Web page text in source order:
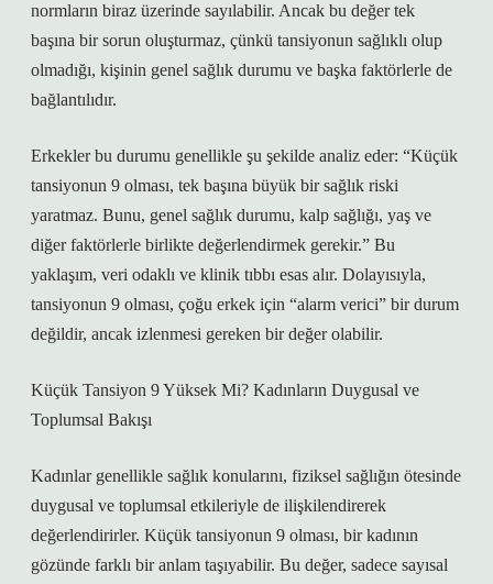
normların biraz üzerinde sayılabilir. Ancak bu değer tek
başına bir sorun oluşturmaz, çünkü tansiyonun sağlıklı olup
olmadığı, kişinin genel sağlık durumu ve başka faktörlerle de
bağlantılıdır.
Erkekler bu durumu genellikle şu şekilde analiz eder: “Küçük
tansiyonun 9 olması, tek başına büyük bir sağlık riski
yaratmaz. Bunu, genel sağlık durumu, kalp sağlığı, yaş ve
diğer faktörlerle birlikte değerlendirmek gerekir.” Bu
yaklaşım, veri odaklı ve klinik tıbbı esas alır. Dolayısıyla,
tansiyonun 9 olması, çoğu erkek için “alarm verici” bir durum
değildir, ancak izlenmesi gereken bir değer olabilir.
Küçük Tansiyon 9 Yüksek Mi? Kadınların Duygusal ve
Toplumsal Bakışı
Kadınlar genellikle sağlık konularını, fiziksel sağlığın ötesinde
duygusal ve toplumsal etkileriyle de ilişkilendirerek
değerlendirirler. Küçük tansiyonun 9 olması, bir kadının
gözünde farklı bir anlam taşıyabilir. Bu değer, sadece sayısal